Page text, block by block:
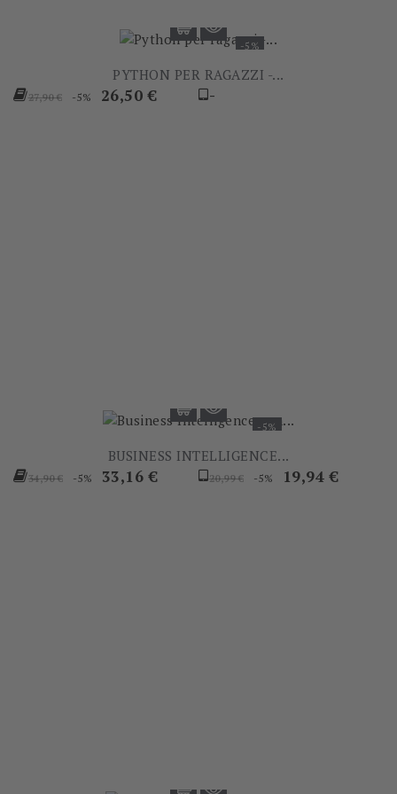
-5%
PYTHON PER RAGAZZI -...
Prezzo
27,90 € -5% Prezzo
26,50 € -
-5%
BUSINESS INTELLIGENCE...
Prezzo
34,90 € -5% Prezzo
33,16 €
Prezzo
20,99 € -5% Prezzo
19,94 €